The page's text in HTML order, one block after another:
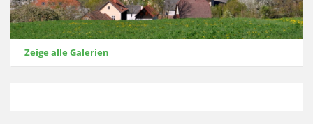
Zeige alle Galerien